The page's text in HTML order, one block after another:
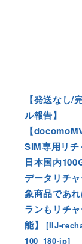
【発送なし/
ル報告】
【
SIM専用リチ
日本国内
データリチ
象商品であ
ランもリチ
能】
[IIJ-
100_180-jp]